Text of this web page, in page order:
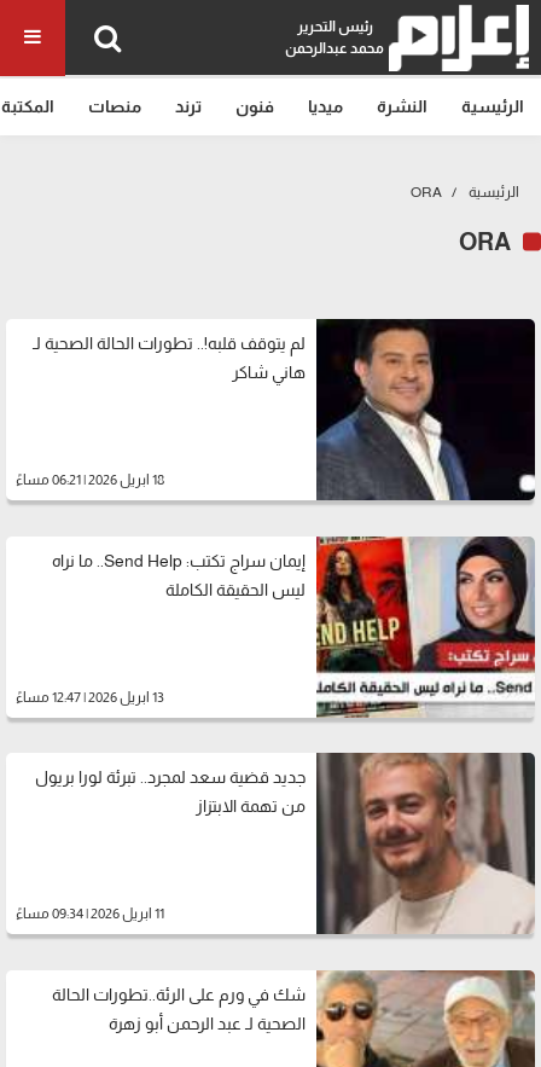
رئيس التحرير
محمد عبدالرحمن
الرئيسية النشرة ميديا فنون ترند منصات المكتبة
الرئيسية ORA
ORA
لم يتوقف قلبه!.. تطورات الحالة الصحية لـ
هاني شاكر
18 ابريل 2026 | 06:21 مساءً
إيمان سراج تكتب: Send Help.. ما نراه
ليس الحقيقة الكاملة
13 ابريل 2026 | 12:47 مساءً
جديد قضية سعد لمجرد.. تبرئة لورا بريول
من تهمة الابتزاز
11 ابريل 2026 | 09:34 مساءً
شك في ورم على الرئة..تطورات الحالة
الصحية لـ عبد الرحمن أبو زهرة